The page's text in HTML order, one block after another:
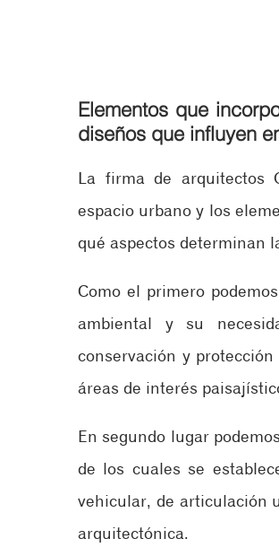
Elementos que
diseños que influyen
La firma de arquitectos
espacio urbano y los
qué aspectos determinan
Como el primero
ambiental y su
conservación y
áreas de interés
En segundo lugar
de los cuales se
vehicular, de articulación
arquitectónica.